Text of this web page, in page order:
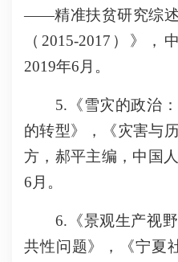
——精准扶贫研究综
（2015-2017）》，
2019年6月。
5.《雪灾的政治：
的转型》，《灾害与
方，郝平主编，中国
6月。
6.《景观生产视野
共性问题》，《宁夏